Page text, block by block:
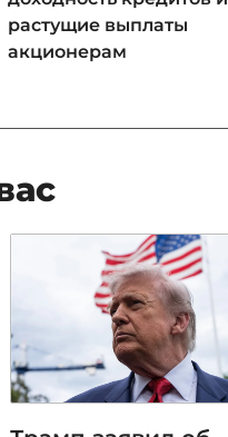
растущие выплаты
акционерам